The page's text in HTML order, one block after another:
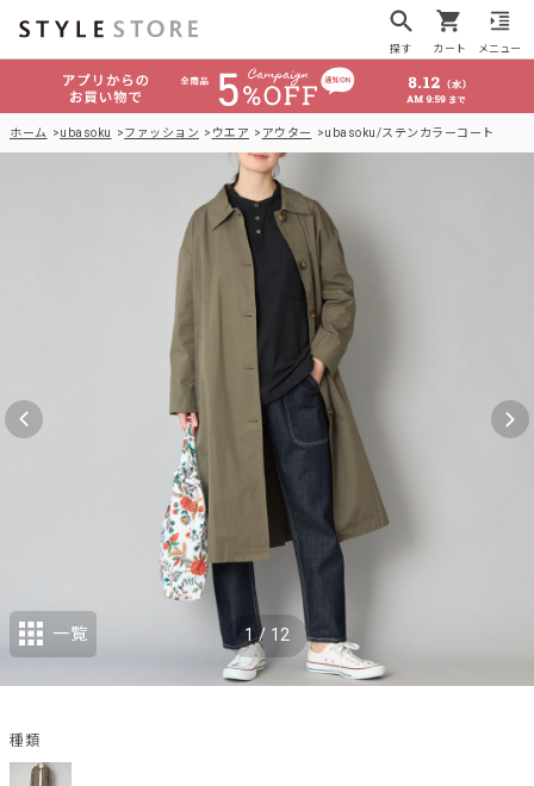
探す カート メニュー
ホーム ubasoku ファッション ウエア アウター ubasoku/ステンカラーコート
1/ 12
一覧
種類